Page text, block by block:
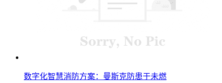
数字化智慧消防方案：曼斯克防患于未燃